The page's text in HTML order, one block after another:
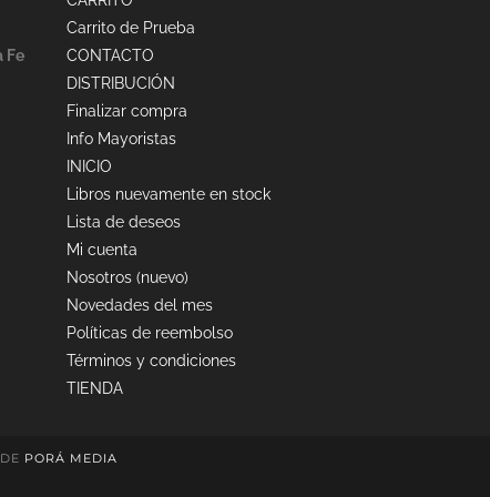
Fe
Carrito de Prueba
CONTACTO
DISTRIBUCIÓN
Finalizar compra
Info Mayoristas
INICIO
Libros nuevamente en stock
Lista de deseos
Mi cuenta
Nosotros (nuevo)
Novedades del mes
Políticas de reembolso
Términos y condiciones
TIENDA
PORÁ MEDIA